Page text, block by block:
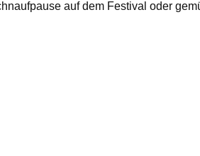
auf dem Festival oder